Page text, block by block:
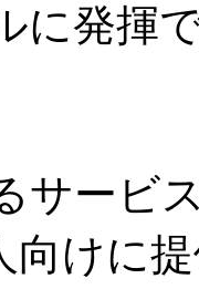
に発揮
サービ
向けに